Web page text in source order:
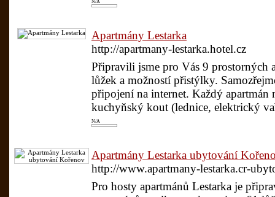
N/A
Apartmány Lestarka
http://apartmany-lestarka.hotel.cz
Připravili jsme pro Vás 9 prostorných
lůžek a možností přistýlky.
připojení na internet. Každý apartmán
kuchyňský kout (lednice, elektrický
N/A
Apartmány Lestarka ubytování
http://www.apartmany-lestarka.cr-
Pro hosty apartmánů Lestarka je